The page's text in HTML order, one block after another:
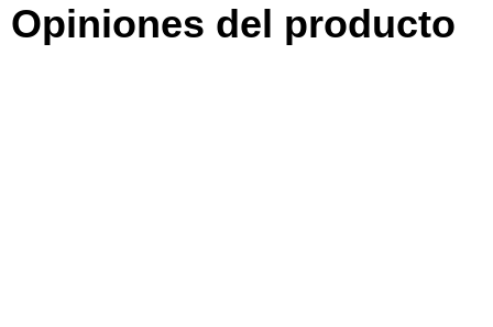
Opiniones del producto